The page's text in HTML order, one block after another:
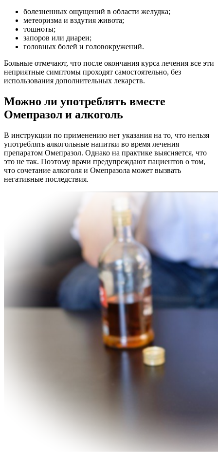
болезненных ощущений в области желудка;
метеоризма и вздутия живота;
тошноты;
запоров или диареи;
головных болей и головокружений.
Больные отмечают, что после окончания курса лечения все эти
неприятные симптомы проходят самостоятельно, без
использования дополнительных лекарств.
Можно ли употреблять вместе
Омепразол и алкоголь
В инструкции по применению нет указания на то, что нельзя
употреблять алкогольные напитки во время лечения
препаратом Омепразол. Однако на практике выясняется, что
это не так. Поэтому врачи предупреждают пациентов о том,
что сочетание алкоголя и Омепразола может вызвать
негативные последствия.